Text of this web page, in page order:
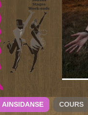
AINSIDANSE COURS